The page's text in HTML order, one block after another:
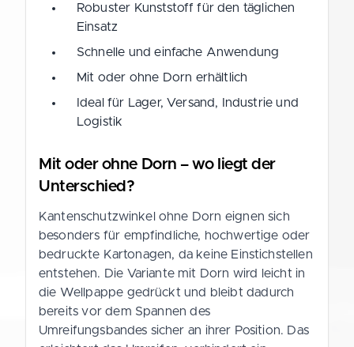
Robuster Kunststoff für den täglichen
Einsatz
Schnelle und einfache Anwendung
Mit oder ohne Dorn erhältlich
Ideal für Lager, Versand, Industrie und
Logistik
Mit oder ohne Dorn – wo liegt der
Unterschied?
Kantenschutzwinkel ohne Dorn eignen sich
besonders für empfindliche, hochwertige oder
bedruckte Kartonagen, da keine Einstichstellen
entstehen. Die Variante mit Dorn wird leicht in
die Wellpappe gedrückt und bleibt dadurch
bereits vor dem Spannen des
Umreifungsbandes sicher an ihrer Position. Das